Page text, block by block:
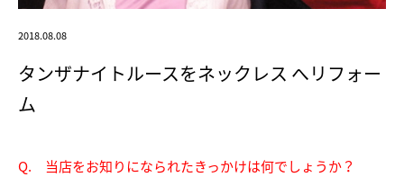
2018.08.08
タンザナイトルースをネックレス へリフォー
ム
Q. 当店をお知りになられたきっかけは何でしょうか？